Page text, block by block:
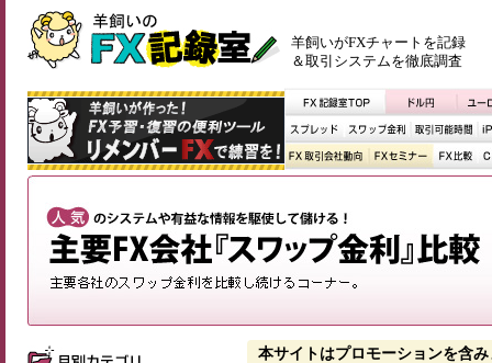
羊飼いがFXチャートを記録
＆取引システムを徹底調査
本サイトはプロモーションを含み